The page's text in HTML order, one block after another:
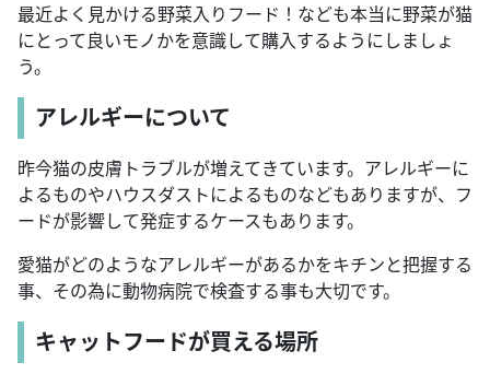
最近よく見かける野菜入りフード！なども本当に野菜が猫
にとって良いモノかを意識して購入するようにしましょ
う。
アレルギーについて
昨今猫の皮膚トラブルが増えてきています。アレルギーに
よるものやハウスダストによるものなどもありますが、フ
ードが影響して発症するケースもあります。
愛猫がどのようなアレルギーがあるかをキチンと把握する
事、その為に動物病院で検査する事も大切です。
キャットフードが買える場所